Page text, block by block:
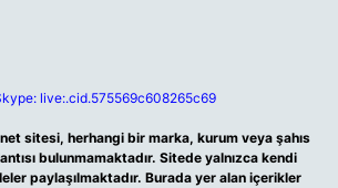
live:.cid.575569c608265c69
sitesi, herhangi bir marka, kurum veya şahıs
bulunmamaktadır. Sitede yalnızca kendi
paylaşılmaktadır. Burada yer alan içerikler